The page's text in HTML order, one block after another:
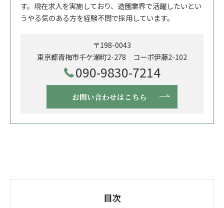
す。現在求人を実施しており、造園業界で活躍したいとい
うやる気のある方を経験不問で採用しています。
〒198-0043
東京都青梅市千ケ瀬町2-278 コーポ伊藤2-102
090-9830-7214
お問い合わせはこちら
目次